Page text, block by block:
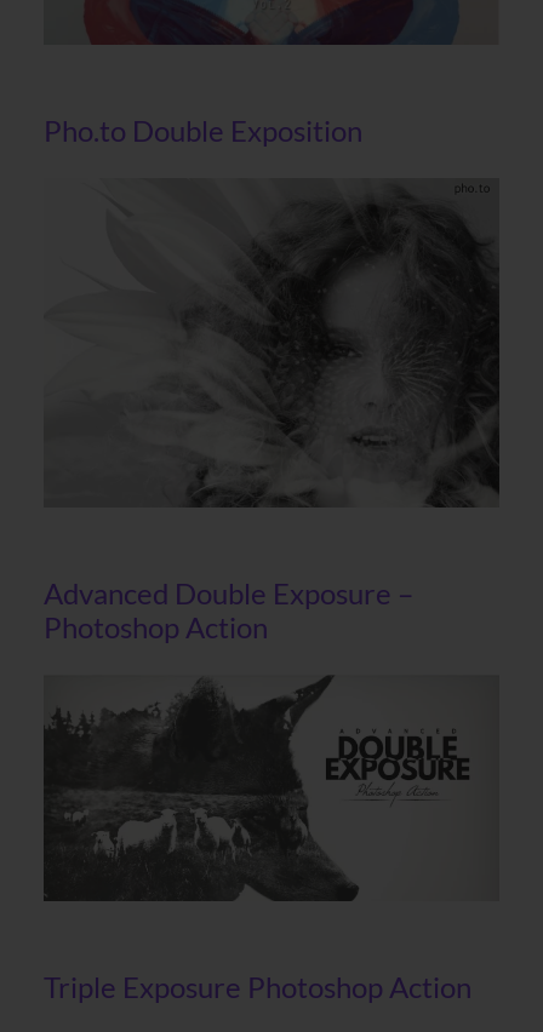
Pho.to Double Exposition
Advanced Double Exposure –
Photoshop Action
Triple Exposure Photoshop Action